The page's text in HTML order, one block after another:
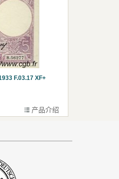
F.03.17 XF+
产品介绍